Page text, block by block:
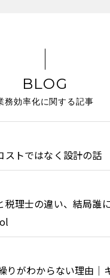
BLOG
務効率化に関する記事
ストではなく設計の話
理士の違い、結局誰に
りがわからない理由｜